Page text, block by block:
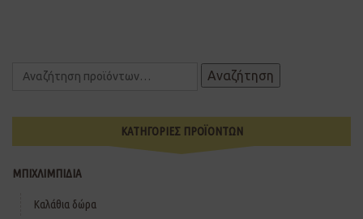
Αναζήτηση
ΚΑΤΗΓΟΡΙΕΣ ΠΡΟΪΟΝΤΩΝ
ΜΠΙΧΛΙΜΠΙΔΙΑ
Καλάθια δώρα